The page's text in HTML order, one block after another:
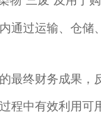
通过运输、仓储
最终财务成果，
程中有效利用可